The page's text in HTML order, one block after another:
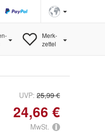
Merk-
zettel
UVP: 25,99 €
24,66 €
MwSt.